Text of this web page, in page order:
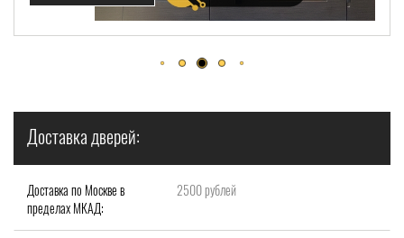
Доставка дверей:
Доставка по Москве в
пределах МКАД:
2500 рублей